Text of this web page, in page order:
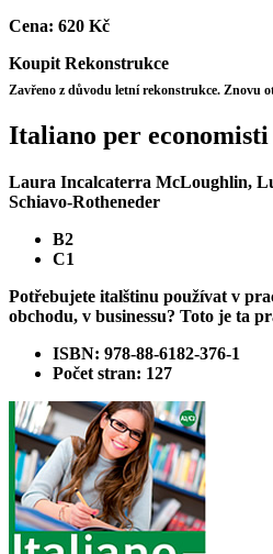
Cena: 620 Kč
Koupit Rekonstrukce
Zavřeno z důvodu letní rekonstrukce. Znovu
Italiano per economisti
Laura Incalcaterra McLoughlin,
Schiavo-Rotheneder
B2
C1
Potřebujete italštinu používat v
obchodu, v businessu? Toto je ta
ISBN: 978-88-6182-376-1
Počet stran: 127